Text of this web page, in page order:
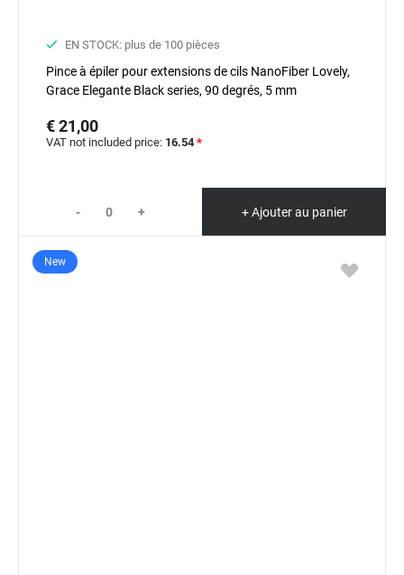
EN STOCK: plus de 100 pièces
Pince à épiler pour extensions de cils NanoFiber Lovely,
Grace Elegante Black series, 90 degrés, 5 mm
€ 21,00
VAT not included price: 16.54 *
- + + Ajouter au panier
New